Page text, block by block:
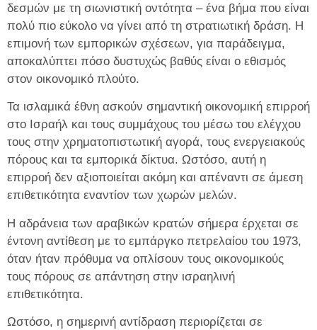
δεσμών με τη σιωνιστική οντότητα – ένα βήμα που είναι
πολύ πιο εύκολο να γίνει από τη στρατιωτική δράση. Η
επιμονή των εμπορικών σχέσεων, για παράδειγμα,
αποκαλύπτει πόσο δυστυχώς βαθύς είναι ο εθισμός
στον οικονομικό πλούτο.
Τα ισλαμικά έθνη ασκούν σημαντική οικονομική επιρροή
στο Ισραήλ και τους συμμάχους του μέσω του ελέγχου
τους στην χρηματοπιστωτική αγορά, τους ενεργειακούς
πόρους και τα εμπορικά δίκτυα. Ωστόσο, αυτή η
επιρροή δεν αξιοποιείται ακόμη και απέναντι σε άμεση
επιθετικότητα εναντίον των χωρών μελών.
Η αδράνεια των αραβικών κρατών σήμερα έρχεται σε
έντονη αντίθεση με το εμπάργκο πετρελαίου του 1973,
όταν ήταν πρόθυμα να οπλίσουν τους οικονομικούς
τους πόρους σε απάντηση στην ισραηλινή
επιθετικότητα.
Ωστόσο, η σημερινή αντίδραση περιορίζεται σε